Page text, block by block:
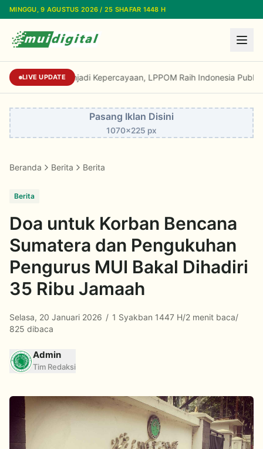
Lewati ke konten utama
MINGGU, 9 AGUSTUS 2026 / 25 SHAFAR 1448 H
LIVE UPDATE Dari Reputasi Menjadi Kepercayaan, LPPOM
Pasang Iklan Disini
1070x225 px
Beranda Berita Berita
Berita
Doa untuk Korban Bencana
Sumatera dan Pengukuhan
Pengurus MUI Bakal Dihadiri
35 Ribu Jamaah
Selasa, 20 Januari 2026 / 1 Syakban 1447 H/2 menit baca/
825 dibaca
Admin
Tim Redaksi